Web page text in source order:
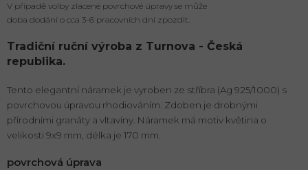
povrchová úprava
V případě volby zlacené povrchové úpravy se může
doba dodání o cca 3-6 pracovních dní zpozdit.
Tradiční ruční výroba z Turnova - Česká
republika.
Tento elegantní náramek je vyroben ze stříbra (Ag 925/1000) s
povrchovou úpravou rhodiováním. Zdoben je drobnými
přírodními granáty a vltavíny. Náramek má motiv květina o
velikosti 9x9 mm, délka je 170 mm.